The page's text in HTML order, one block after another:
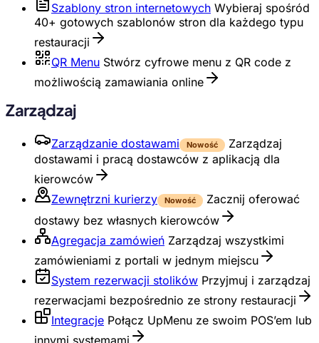
Szablony stron internetowych Wybieraj spośród
40+ gotowych szablonów stron dla każdego typu
restauracji
QR Menu Stwórz cyfrowe menu z QR code z
możliwością zamawiania online
Zarządzaj
Zarządzanie dostawami Nowość
Zarządzaj
dostawami i pracą dostawców z aplikacją dla
kierowców
Zewnętrzni kurierzy
Nowość
Zacznij oferować
dostawy bez własnych kierowców
Agregacja zamówień Zarządzaj wszystkimi
zamówieniami z portali w jednym miejscu
System rezerwacji stolików Przyjmuj i zarządzaj
rezerwacjami bezpośrednio ze strony restauracji
Integracje Połącz UpMenu ze swoim POS’em lub
innymi systemami